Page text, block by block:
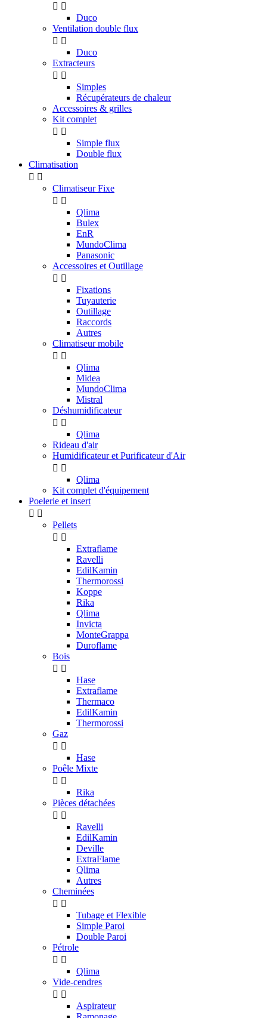
 
Duco
Ventilation double flux
 
Duco
Extracteurs
 
Simples
Récupérateurs de chaleur
Accessoires & grilles
Kit complet
 
Simple flux
Double flux
Climatisation
 
Climatiseur Fixe
 
Qlima
Bulex
EnR
MundoClima
Panasonic
Accessoires et Outillage
 
Fixations
Tuyauterie
Outillage
Raccords
Autres
Climatiseur mobile
 
Qlima
Midea
MundoClima
Mistral
Déshumidificateur
 
Qlima
Rideau d'air
Humidificateur et Purificateur d'Air
 
Qlima
Kit complet d'équipement
Poelerie et insert
 
Pellets
 
Extraflame
Ravelli
EdilKamin
Thermorossi
Koppe
Rika
Qlima
Invicta
MonteGrappa
Duroflame
Bois
 
Hase
Extraflame
Thermaco
EdilKamin
Thermorossi
Gaz
 
Hase
Poêle Mixte
 
Rika
Pièces détachées
 
Ravelli
EdilKamin
Deville
ExtraFlame
Qlima
Autres
Cheminées
 
Tubage et Flexible
Simple Paroi
Double Paroi
Pétrole
 
Qlima
Vide-cendres
 
Aspirateur